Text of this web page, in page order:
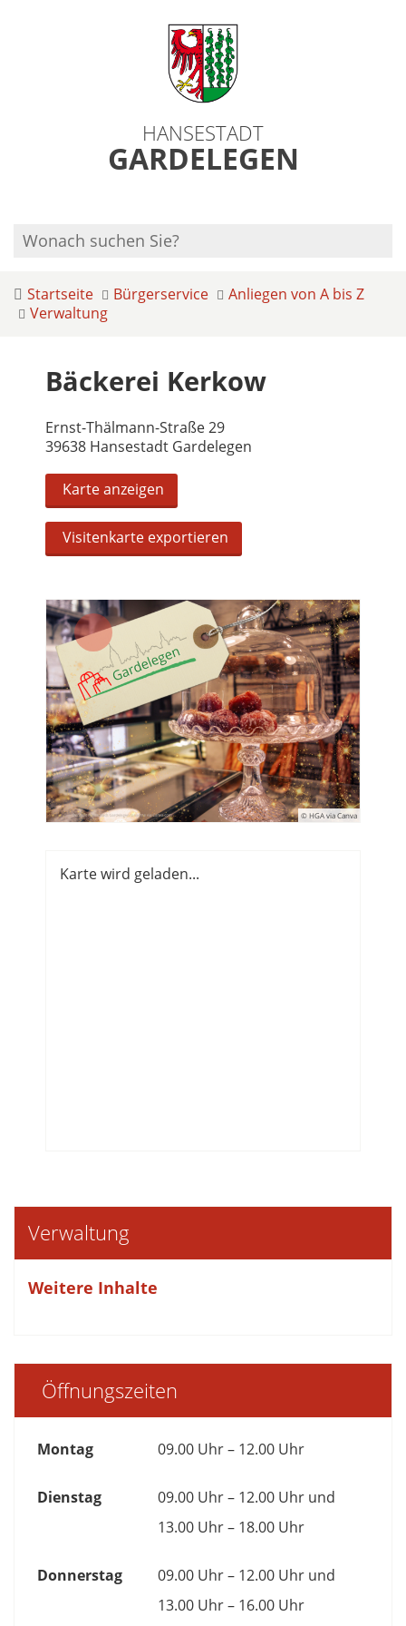
HANSESTADT
GARDELEGEN
Startseite Bürgerservice
Anliegen von A bis Z
Verwaltung
Bäckerei Kerkow
Ernst-Thälmann-Straße 29
39638 Hansestadt Gardelegen
Karte anzeigen
Visitenkarte exportieren
© HGA via Canva
Karte wird geladen...
Verwaltung
Weitere Inhalte
Öffnungszeiten
Montag 09.00 Uhr – 12.00 Uhr
Dienstag
09.00 Uhr – 12.00 Uhr und
13.00 Uhr – 18.00 Uhr
Donnerstag
09.00 Uhr – 12.00 Uhr und
13.00 Uhr – 16.00 Uhr